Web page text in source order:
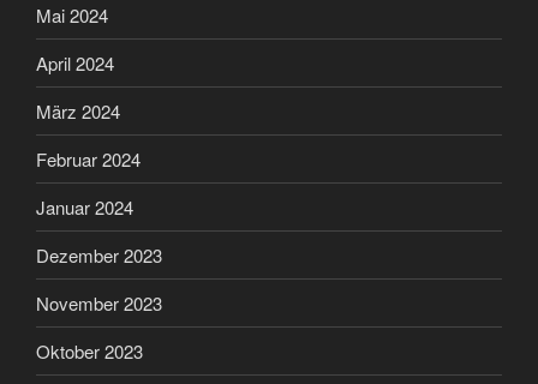
Mai 2024
April 2024
März 2024
Februar 2024
Januar 2024
Dezember 2023
November 2023
Oktober 2023